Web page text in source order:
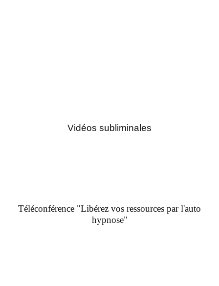
Vidéos subliminales
Téléconférence "Libérez vos ressources par l'auto
hypnose"